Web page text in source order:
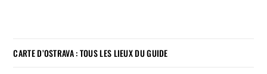
CARTE D’OSTRAVA : TOUS LES LIEUX DU GUIDE